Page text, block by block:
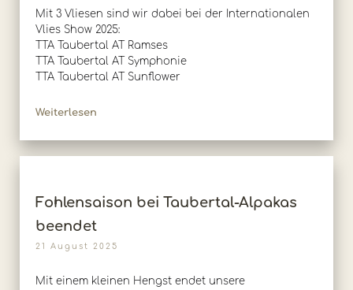
Mit 3 Vliesen sind wir dabei bei der Internationalen
Vlies Show 2025:
TTA Taubertal AT Ramses
TTA Taubertal AT Symphonie
TTA Taubertal AT Sunflower
Weiterlesen
Fohlensaison bei Taubertal-Alpakas
beendet
21 August 2025
Mit einem kleinen Hengst endet unsere